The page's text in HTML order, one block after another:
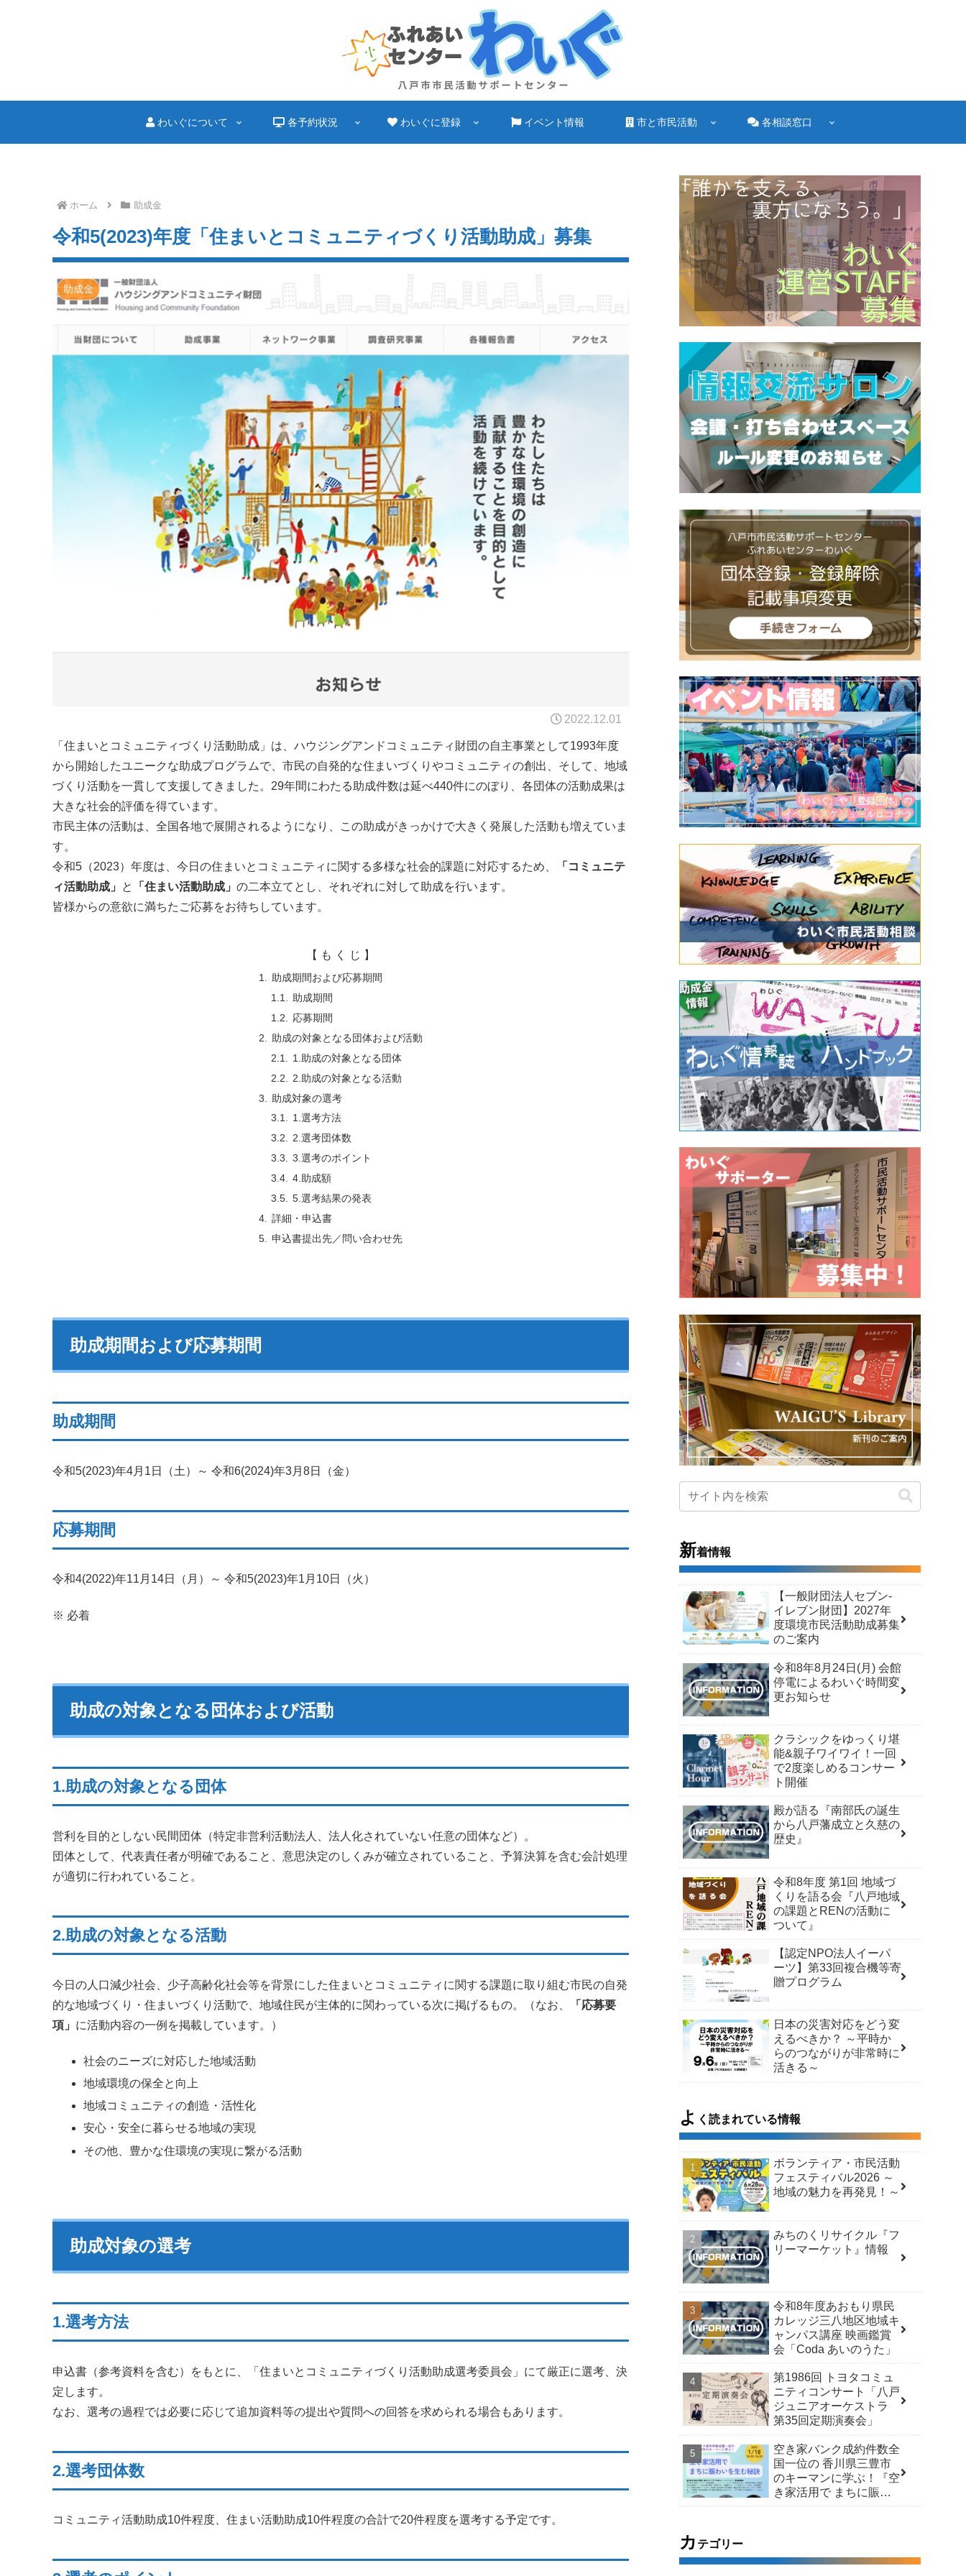
わいぐについて 各予約状況 わいぐに登録 イベント情報 市と市民活動 各相談窓口
ホーム 助成金
令和5(2023)年度「住まいとコミュニティづくり活動助成」募集
助成金
2022.12.01
「住まいとコミュニティづくり活動助成」は、ハウジングアンドコミュニティ財団の自主事業として1993年度
から開始したユニークな助成プログラムで、市民の自発的な住まいづくりやコミュニティの創出、そして、地域
づくり活動を一貫して支援してきました。29年間にわたる助成件数は延べ440件にのぼり、各団体の活動成果は
大きな社会的評価を得ています。
市民主体の活動は、全国各地で展開されるようになり、この助成がきっかけで大きく発展した活動も増えていま
す。
令和5（2023）年度は、今日の住まいとコミュニティに関する多様な社会的課題に対応するため、
「コミュニテ
ィ活動助成」
と 「住まい活動助成」 の二本立てとし、それぞれに対して助成を行います。
皆様からの意欲に満ちたご応募をお待ちしています。
【 も く じ 】
助成期間および応募期間
助成期間
応募期間
助成の対象となる団体および活動
1.助成の対象となる団体
2.助成の対象となる活動
助成対象の選考
1.選考方法
2.選考団体数
3.選考のポイント
4.助成額
5.選考結果の発表
詳細・申込書
申込書提出先／問い合わせ先
助成期間および応募期間
助成期間
令和5(2023)年4月1日（土）～ 令和6(2024)年3月8日（金）
応募期間
令和4(2022)年11月14日（月）～ 令和5(2023)年1月10日（火）
※ 必着
助成の対象となる団体および活動
1.助成の対象となる団体
営利を目的としない民間団体（特定非営利活動法人、法人化されていない任意の団体など）。
団体として、代表責任者が明確であること、意思決定のしくみが確立されていること、予算決算を含む会計処理
が適切に行われていること。
2.助成の対象となる活動
今日の人口減少社会、少子高齢化社会等を背景にした住まいとコミュニティに関する課題に取り組む市民の自発
的な地域づくり・住まいづくり活動で、地域住民が主体的に関わっている次に掲げるもの。（なお、
「応募要
項」 に活動内容の一例を掲載しています。）
社会のニーズに対応した地域活動
地域環境の保全と向上
地域コミュニティの創造・活性化
安心・安全に暮らせる地域の実現
その他、豊かな住環境の実現に繋がる活動
助成対象の選考
1.選考方法
申込書（参考資料を含む）をもとに、「住まいとコミュニティづくり活動助成選考委員会」にて厳正に選考、決
定します。
なお、選考の過程では必要に応じて追加資料等の提出や質問への回答を求められる場合もあります。
2.選考団体数
コミュニティ活動助成10件程度、住まい活動助成10件程度の合計で20件程度を選考する予定です。
新着情報
【一般財団法人セブン-
イレブン財団】2027年
度環境市民活動助成募集
のご案内
令和8年8月24日(月) 会館
停電によるわいぐ時間変
更お知らせ
クラシックをゆっくり堪
能&親子ワイワイ！一回
で2度楽しめるコンサー
ト開催
殿が語る『南部氏の誕生
から八戸藩成立と久慈の
歴史』
令和8年度 第1回 地域づ
くりを語る会『八戸地域
の課題とRENの活動に
ついて』
【認定NPO法人イーパ
ーツ】第33回複合機等寄
贈プログラム
日本の災害対応をどう変
えるべきか？ ～平時か
らのつながりが非常時に
活きる～
よ く読まれている情報
ボランティア・市民活動
フェスティバル2026 ～
地域の魅力を再発見！～
みちのくリサイクル『フ
リーマーケット』情報
令和8年度あおもり県民
カレッジ三八地区地域キ
ャンパス講座 映画鑑賞
会「Coda あいのうた」
第1986回 トヨタコミュ
ニティコンサート「八戸
ジュニアオーケストラ
第35回定期演奏会」
空き家バンク成約件数全
国一位の 香川県三豊市
のキーマンに学ぶ！『空
き家活用で まちに賑わ
カ テゴリー